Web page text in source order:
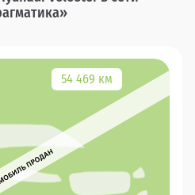
54 469 км